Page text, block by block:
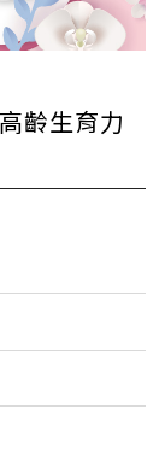
齡生育力